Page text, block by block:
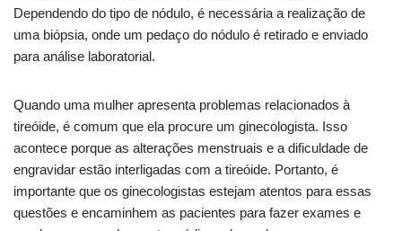
Dependendo do tipo de nódulo, é necessária a realização de
uma biópsia, onde um pedaço do nódulo é retirado e enviado
para análise laboratorial.
Quando uma mulher apresenta problemas relacionados à
tireóide, é comum que ela procure um ginecologista. Isso
acontece porque as alterações menstruais e a dificuldade de
engravidar estão interligadas com a tireóide. Portanto, é
importante que os ginecologistas estejam atentos para essas
questões e encaminhem as pacientes para fazer exames e